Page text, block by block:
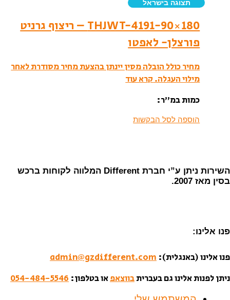
תצוגה בישראל
THJWT-4191-90×180 – ריצוף גרניט
פורצלן- לאפטו
מחיר כולל הובלה מסין יינתן בהצעת מחיר מסודרת לאחר
מילוי העגלה.קרא עוד
כמות במ”ר:
הוספה לסל הבקשות
השירות ניתן ע”י חברת Different המלווה לקוחות ברכש
בסין מאז 2007.
פנו אלינו:
פנו אלינו (באנגלית): admin@gzdifferent.com
ניתן לפנות אלינו גם בעבריתבווצאפאו בטלפון: 054-484-5546